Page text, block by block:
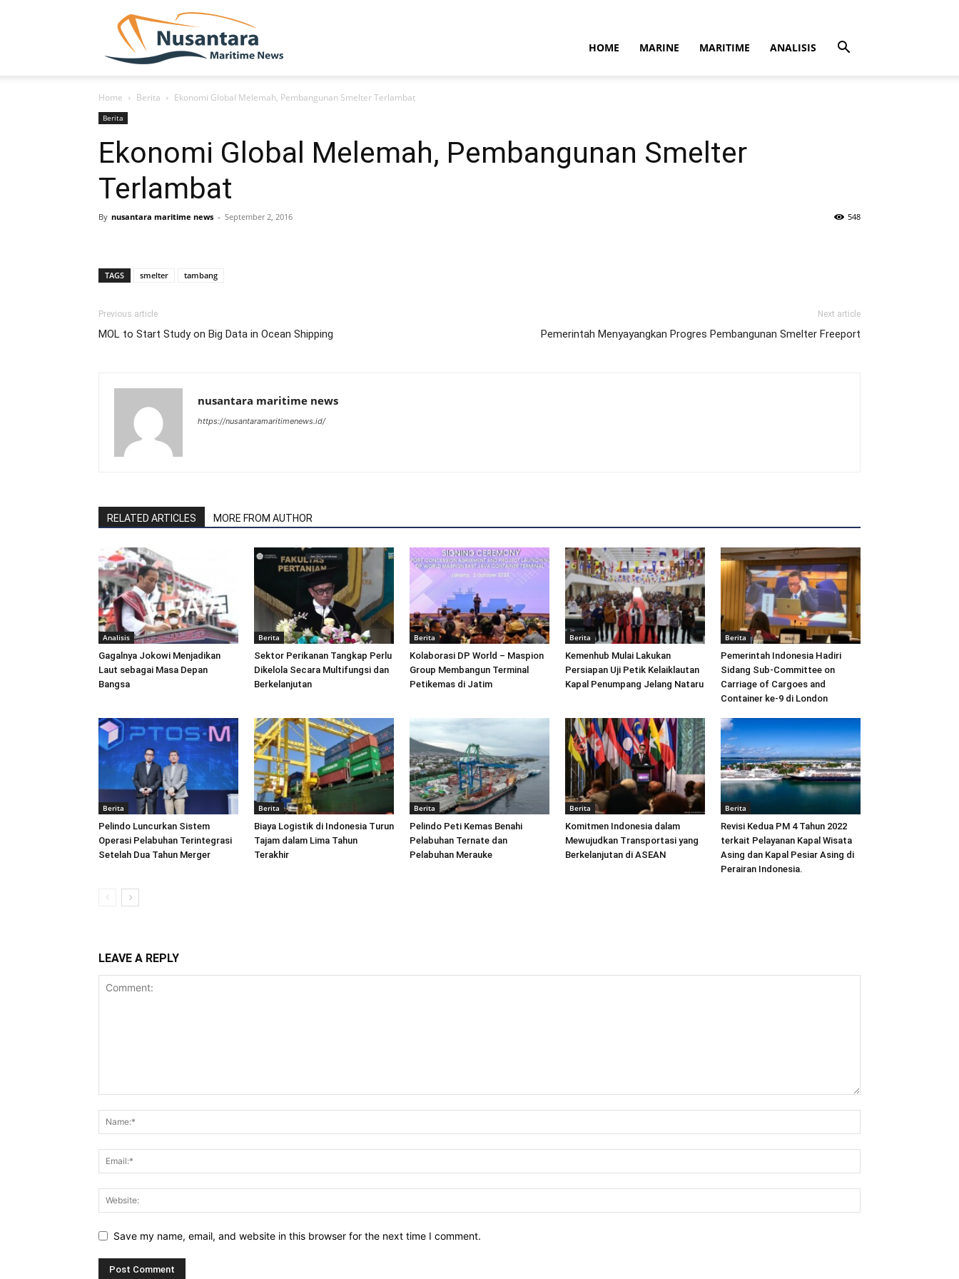
HOME MARINE MARITIME ANALISIS
Home Berita Ekonomi Global Melemah, Pembangunan Smelter Terlambat
Berita
Ekonomi Global Melemah, Pembangunan Smelter
Terlambat
By nusantara maritime news - September 2, 2016 548
TAGS smelter tambang
Previous article
MOL to Start Study on Big Data in Ocean Shipping
Next article
Pemerintah Menyayangkan Progres Pembangunan Smelter Freeport
nusantara maritime news
https://nusantaramaritimenews.id/
RELATED ARTICLES MORE FROM AUTHOR
Analisis
Gagalnya Jokowi Menjadikan
Laut sebagai Masa Depan
Bangsa
Berita
Sektor Perikanan Tangkap Perlu
Dikelola Secara Multifungsi dan
Berkelanjutan
Berita
Kolaborasi DP World – Maspion
Group Membangun Terminal
Petikemas di Jatim
Berita
Kemenhub Mulai Lakukan
Persiapan Uji Petik Kelaiklautan
Kapal Penumpang Jelang Nataru
Berita
Pemerintah Indonesia Hadiri
Sidang Sub-Committee on
Carriage of Cargoes and
Container ke-9 di London
Berita
Pelindo Luncurkan Sistem
Operasi Pelabuhan Terintegrasi
Setelah Dua Tahun Merger
Berita
Biaya Logistik di Indonesia Turun
Tajam dalam Lima Tahun
Terakhir
Berita
Pelindo Peti Kemas Benahi
Pelabuhan Ternate dan
Pelabuhan Merauke
Berita
Komitmen Indonesia dalam
Mewujudkan Transportasi yang
Berkelanjutan di ASEAN
Berita
Revisi Kedua PM 4 Tahun 2022
terkait Pelayanan Kapal Wisata
Asing dan Kapal Pesiar Asing di
Perairan Indonesia.
LEAVE A REPLY
Save my name, email, and website in this browser for the next time I comment.